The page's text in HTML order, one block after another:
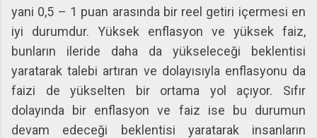
yani 0,5 – 1 puan arasında bir reel getiri içermesi en
iyi durumdur. Yüksek enflasyon ve yüksek faiz,
bunların ileride daha da yükseleceği beklentisi
yaratarak talebi artıran ve dolayısıyla enflasyonu da
faizi de yükselten bir ortama yol açıyor. Sıfır
dolayında bir enflasyon ve faiz ise bu durumun
devam edeceği beklentisi yaratarak insanların